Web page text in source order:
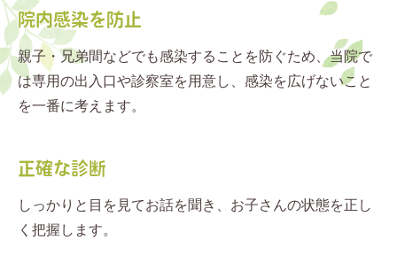
院内感染を防止
親子・兄弟間などでも感染することを防ぐため、当院で
は専用の出入口や診察室を用意し、感染を広げないこと
を一番に考えます。
正確な診断
しっかりと目を見てお話を聞き、お子さんの状態を正し
く把握します。